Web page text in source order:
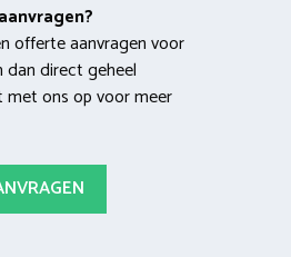
offerte aanvragen voor
direct geheel
ons op voor meer